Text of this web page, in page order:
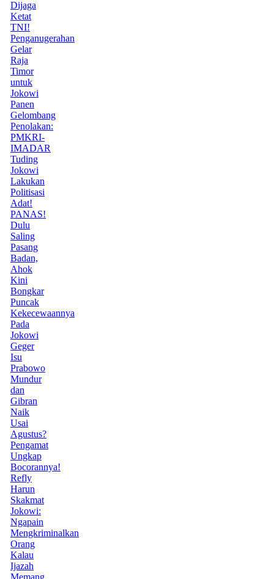
Dijaga
Ketat
TNI!
Penganugerahan
Gelar
Raja
Timor
untuk
Jokowi
Panen
Gelombang
Penolakan:
PMKRI-
IMADAR
Tuding
Jokowi
Lakukan
Politisasi
Adat!
PANAS!
Dulu
Saling
Pasang
Badan,
Ahok
Kini
Bongkar
Puncak
Kekecewaannya
Pada
Jokowi
Geger
Isu
Prabowo
Mundur
dan
Gibran
Naik
Usai
Agustus?
Pengamat
Ungkap
Bocorannya!
Refly
Harun
Skakmat
Jokowi:
Ngapain
Mengkriminalkan
Orang
Kalau
Ijazah
Memang